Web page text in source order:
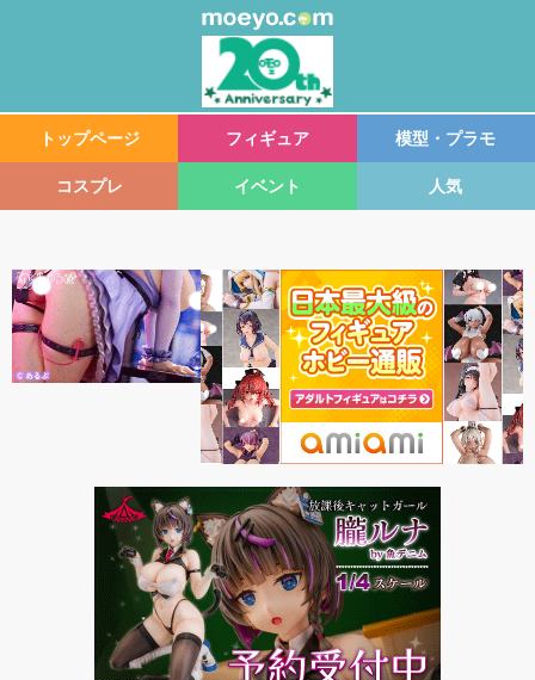
トップページ フィギュア 模型・プラモ
コスプレ イベント 人気